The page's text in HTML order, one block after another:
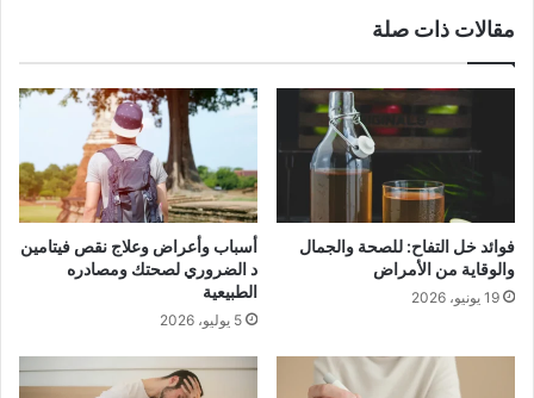
مقالات ذات صلة
فوائد خل التفاح: للصحة والجمال
والوقاية من الأمراض
19 يونيو، 2026
أسباب وأعراض وعلاج نقص فيتامين
د الضروري لصحتك ومصادره
الطبيعية
5 يوليو، 2026